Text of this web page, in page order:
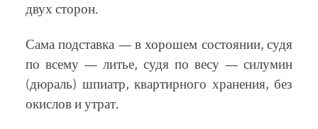
двух сторон.
Сама подставка — в хорошем состоянии, судя
по всему — литье, судя по весу — силумин
(дюраль) шпиатр, квартирного хранения, без
окислов и утрат.